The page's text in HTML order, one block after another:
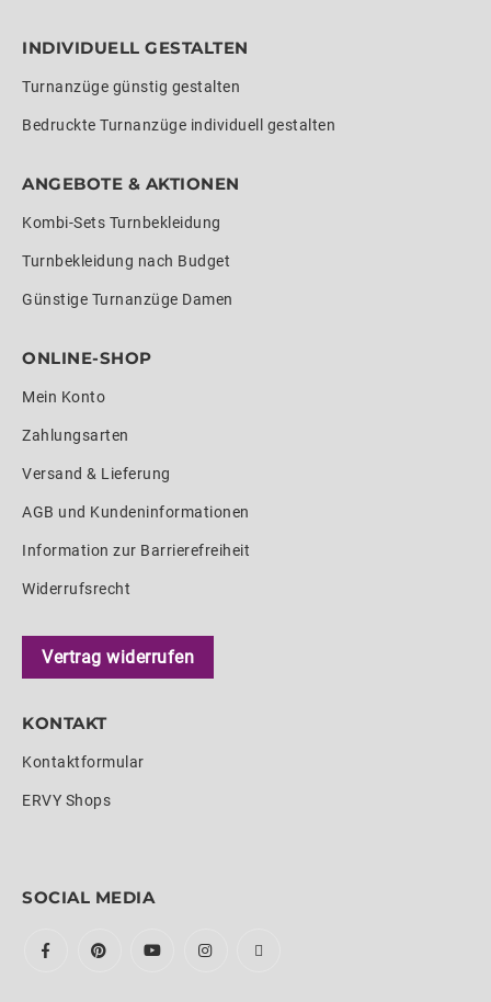
INDIVIDUELL GESTALTEN
Turnanzüge günstig gestalten
Bedruckte Turnanzüge individuell gestalten
ANGEBOTE & AKTIONEN
Kombi-Sets Turnbekleidung
Turnbekleidung nach Budget
Günstige Turnanzüge Damen
ONLINE-SHOP
Mein Konto
Zahlungsarten
Versand & Lieferung
AGB und Kundeninformationen
Information zur Barrierefreiheit
Widerrufsrecht
Vertrag widerrufen
KONTAKT
Kontaktformular
ERVY Shops
SOCIAL MEDIA